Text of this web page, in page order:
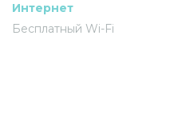
Интернет
Бесплатный Wi-Fi